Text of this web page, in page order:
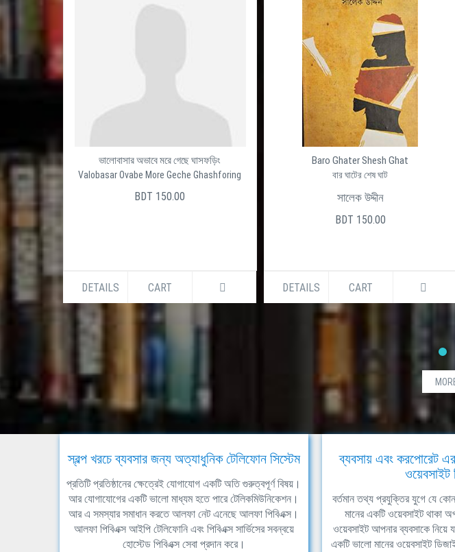
ভালোবাসার অভাবে মরে গেছে ঘাসফড়িং
Valobasar Ovabe More Geche Ghashforing
BDT 150.00
DETAILS CART
Baro Ghater Shesh Ghat
বার ঘাটের শেষ ঘাট
সালেক উদ্দীন
BDT 150.00
DETAILS CART
স্বল্প খরচে ব্যবসার জন্য অত্যাধুনিক টেলিফোন সিস্টেম
প্রতিটি প্রতিষ্ঠানের ক্ষেত্রেই যোগাযোগ একটি অতি গুরুত্বপূর্ণ বিষয়।
আর যোগাযোগের একটি ভালো মাধ্যম হতে পারে টেলিকমিউনিকেশন।
আর এ সমস্যার সমাধান করতে আলফা নেট এনেছে আলফা পিবিএক্স।
আলফা পিবিএক্স আইপি টেলিফোনি এবং পিবিএক্স সার্ভিসের সবন্বয়ে
হোস্টেড পিবিএক্স সেবা প্রদান করে।
ব্যবসায় এবং করপোরেট
ওয়েবসাইট
বর্তমান তথ্য প্রযুক্তির যুগে যে
মানের একটি ওয়েবসাইট থাকা
ওয়েবসাইট আপনার ব্যবসাকে
একটি ভালো মানের ওয়েবসাইট